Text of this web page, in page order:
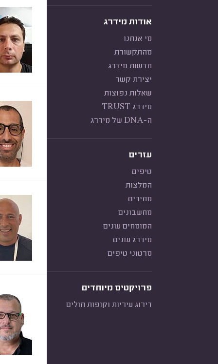
אודות מידרג
מי אנחנו
מהתקשורת
חדשות מידרג
יצירת קשר
שאלות נפוצות
מידרג TRUST
ה-DNA של מידרג
עזרים
טיפים
המלצות
מחירים
מחשבונים
המומחים עונים
מידרג עונים
סרטוני טיפים
פרויקטים מיוחדים
דירוג עיריות וקופות חולים